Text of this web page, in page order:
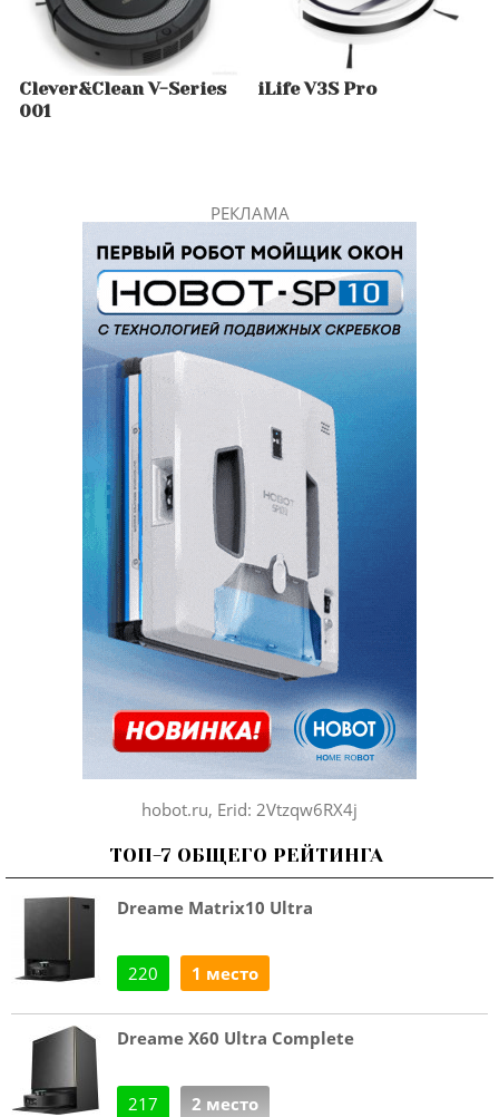
Clever&Clean V-Series
001
iLife V3S Pro
РЕКЛАМА
hobot.ru, Erid: 2Vtzqw6RX4j
ТОП-7 ОБЩЕГО РЕЙТИНГА
Dreame Matrix10 Ultra
220 1 место
Dreame X60 Ultra Complete
217 2 место